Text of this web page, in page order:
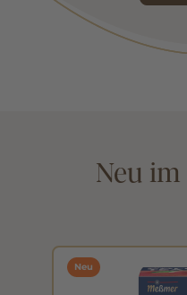
Neu im
Neu